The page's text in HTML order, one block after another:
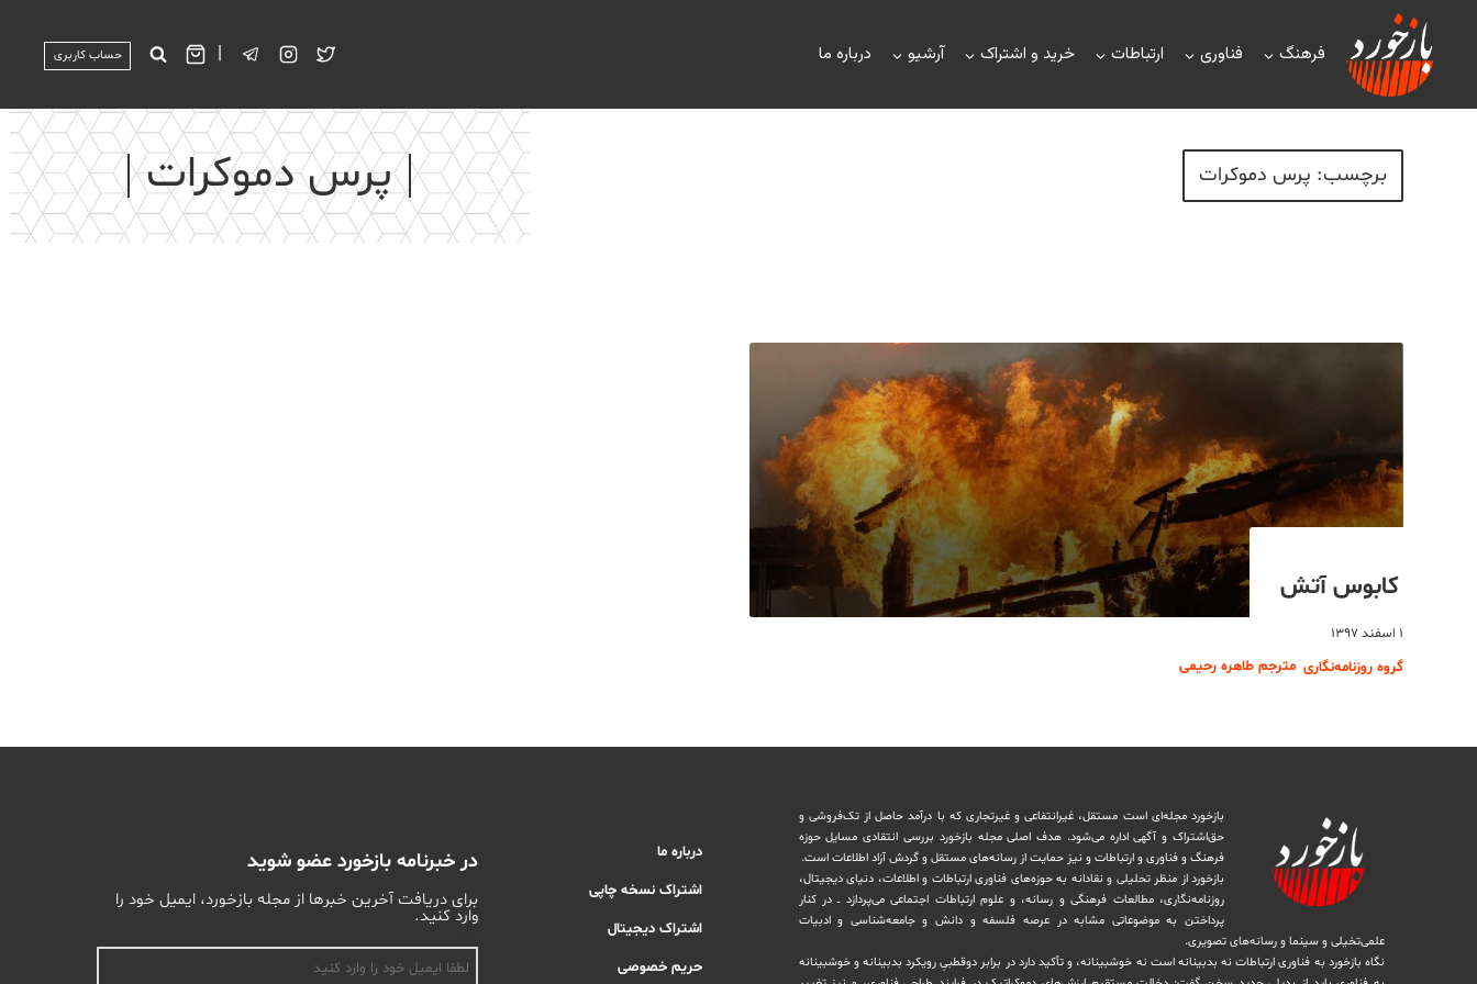
فرهنگ فناوری ارتباطات خرید و اشتراک آرشیو درباره ما | حساب کاربری
برچسب: پرس دموکرات پرس دموکرات
کابوس آتش
۱ اسفند ۱۳۹۷
گروه روزنامه‌نگاری مترجم طاهره رحیمی
بازخورد مجله‌ای است مستقل، غیرانتفاعی و غیرتجاری که با درآمد حاصل از تک‌فروشی و
حق‌اشتراک و آگهی اداره می‌شود. ‏هدف اصلی مجله بازخورد بررسی انتقادی مسایل حوزه
فرهنگ و فناوری و ارتباطات و نیز حمایت از رسانه‌های مستقل و‌ گردش ‏آزاد اطلاعات است.
بازخورد از منظر تحلیلی و نقادانه به حوزه‌های فناوری ارتباطات و اطلاعات، دنیای دیجیتال،
روزنامه‌نگاری، ‏مطالعات فرهنگی و رسانه، و علوم ارتباطات اجتماعی می‌پردازد ــ در کنار
پرداختن به موضوعاتی مشابه در عرصه فلسفه و دانش و ‏جامعه‌شناسی و ادبیات
علمی‌تخیلی و سینما و رسانه‌های تصویری.
نگاه بازخورد به فناوری ارتباطات نه بدبینانه است نه خوشبینانه، و تأکید دارد ‏در برابر دوقطبیِ رویکرد بدبینانه و خوشبینانه
درباره ما
اشتراک نسخه چاپی
اشتراک دیجیتال
حریم خصوصی
در خبرنامه بازخورد عضو شوید
برای دریافت آخرین خبرها از مجله بازخورد، ایمیل خود را
وارد کنید.